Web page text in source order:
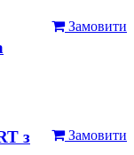
Замовити
Замовити
з